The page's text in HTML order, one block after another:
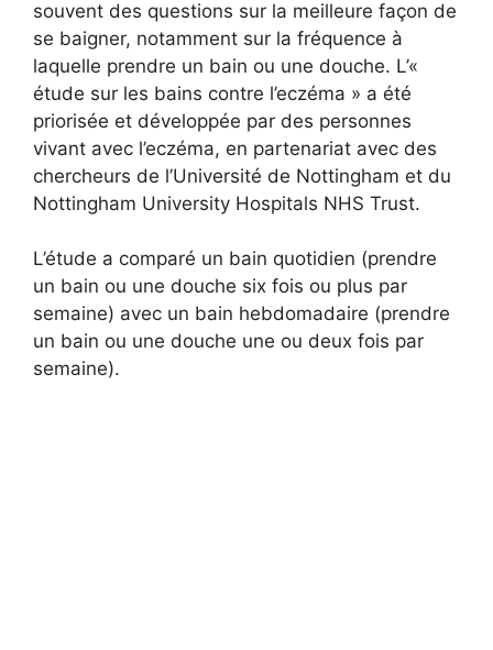
souvent des questions sur la meilleure façon de
se baigner, notamment sur la fréquence à
laquelle prendre un bain ou une douche. L’«
étude sur les bains contre l’eczéma » a été
priorisée et développée par des personnes
vivant avec l’eczéma, en partenariat avec des
chercheurs de l’Université de Nottingham et du
Nottingham University Hospitals NHS Trust.
L’étude a comparé un bain quotidien (prendre
un bain ou une douche six fois ou plus par
semaine) avec un bain hebdomadaire (prendre
un bain ou une douche une ou deux fois par
semaine).